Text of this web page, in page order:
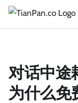
对话中途
为什么免